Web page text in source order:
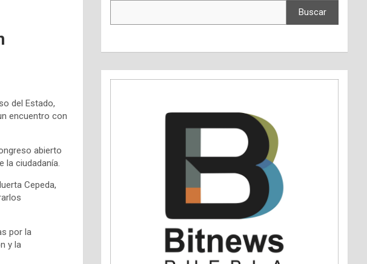
del Estado,
encuentro con
abierto
la ciudadanía.
Cepeda,
por la
y la
Buscar